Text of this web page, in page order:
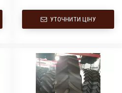
УТОЧНИТИ ЦІНУ